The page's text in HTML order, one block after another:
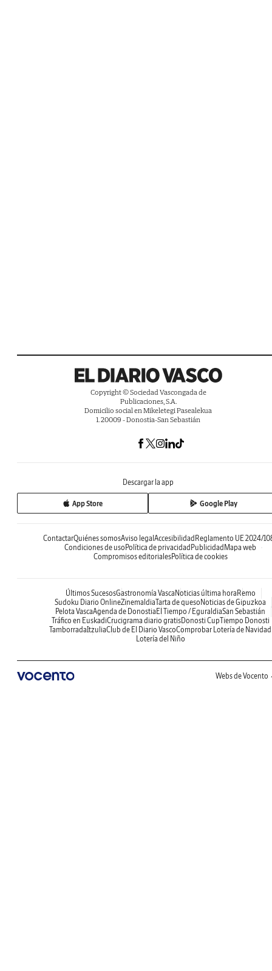
Copyright © Sociedad Vascongada de
Publicaciones, S.A.
Domicilio social en Mikeletegi Pasealekua
1. 20009 - Donostia-San Sebastián
Descargar la app
App Store Google Play
ContactarQuiénes somosAviso legal Accesibilidad Reglamento UE 2024/
Condiciones de uso Política de privacidad Publicidad Mapa web
Compromisos editorialesPolítica de cookies
Últimos SucesosGastronomía Vasca Noticias última hora Remo
Sudoku Diario OnlineZinemaldiaTarta de queso Noticias de Gipuzkoa
Pelota VascaAgenda de Donostia El Tiempo / EguraldiaSan Sebastián
Tráfico en EuskadiCrucigrama diario gratisDonosti CupTiempo Donosti
TamborradaItzuliaClub de El Diario VascoComprobar Lotería de Navidad
Lotería del Niño
Webs de Vocento